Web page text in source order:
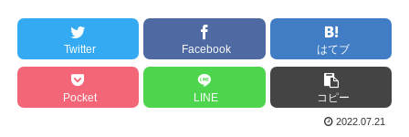
Twitter Facebook はてブ
Pocket LINE コピー
2022.07.21